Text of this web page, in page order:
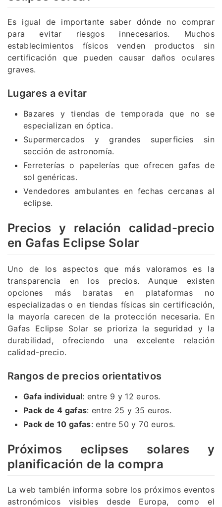
Es igual de importante saber dónde no comprar
para evitar riesgos innecesarios. Muchos
establecimientos físicos venden productos sin
certificación que pueden causar daños oculares
graves.
Lugares a evitar
Bazares y tiendas de temporada que no se
especializan en óptica.
Supermercados y grandes superficies sin
sección de astronomía.
Ferreterías o papelerías que ofrecen gafas de
sol genéricas.
Vendedores ambulantes en fechas cercanas al
eclipse.
Precios y relación calidad-precio
en Gafas Eclipse Solar
Uno de los aspectos que más valoramos es la
transparencia en los precios. Aunque existen
opciones más baratas en plataformas no
especializadas o en tiendas físicas sin certificación,
la mayoría carecen de la protección necesaria. En
Gafas Eclipse Solar se prioriza la seguridad y la
durabilidad, ofreciendo una excelente relación
calidad-precio.
Rangos de precios orientativos
Gafa individual: entre 9 y 12 euros.
Pack de 4 gafas: entre 25 y 35 euros.
Pack de 10 gafas: entre 50 y 70 euros.
Próximos eclipses solares y
planificación de la compra
La web también informa sobre los próximos eventos
astronómicos visibles desde Europa, como el